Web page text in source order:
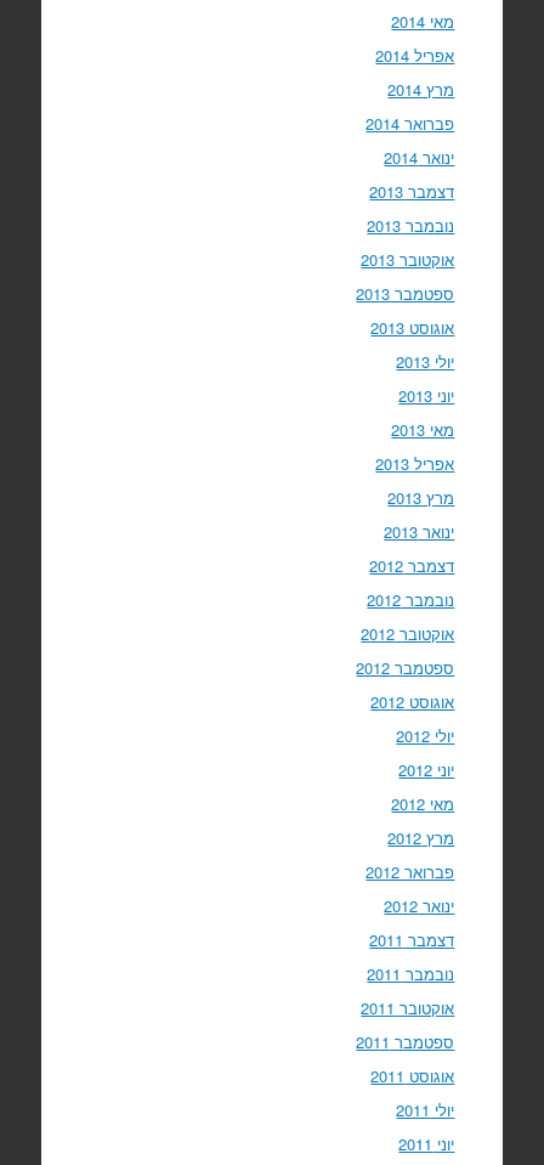
מאי 2014
אפריל 2014
מרץ 2014
פברואר 2014
ינואר 2014
דצמבר 2013
נובמבר 2013
אוקטובר 2013
ספטמבר 2013
אוגוסט 2013
יולי 2013
יוני 2013
מאי 2013
אפריל 2013
מרץ 2013
ינואר 2013
דצמבר 2012
נובמבר 2012
אוקטובר 2012
ספטמבר 2012
אוגוסט 2012
יולי 2012
יוני 2012
מאי 2012
מרץ 2012
פברואר 2012
ינואר 2012
דצמבר 2011
נובמבר 2011
אוקטובר 2011
ספטמבר 2011
אוגוסט 2011
יולי 2011
יוני 2011